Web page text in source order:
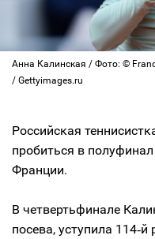
Анна Калинская / Фото: ©
/ Gettyimages.ru
Российская
пробиться в
Франции.
В четвертьфинале
посева, уступила